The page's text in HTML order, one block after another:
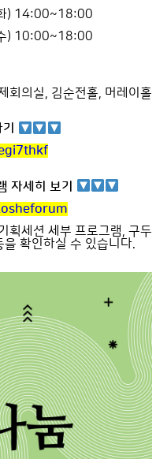
) 14:00~18:00
) 10:00~18:00
회의실, 김순전홀, 머레이홀
자세히 보기
획세션 세부 프로그램, 구두
확인하실 수 있습니다.